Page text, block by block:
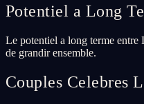
Potentiel a Long
Le potentiel a long terme entre
de grandir ensemble.
Couples Celebres